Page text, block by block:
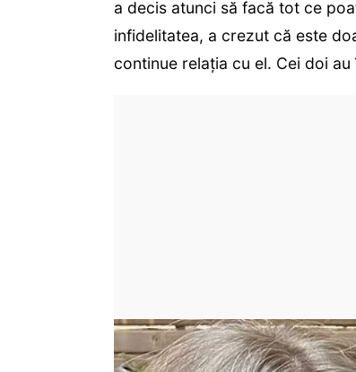
a decis atunci să facă tot ce
infidelitatea, a crezut că este
continue relația cu el. Cei doi